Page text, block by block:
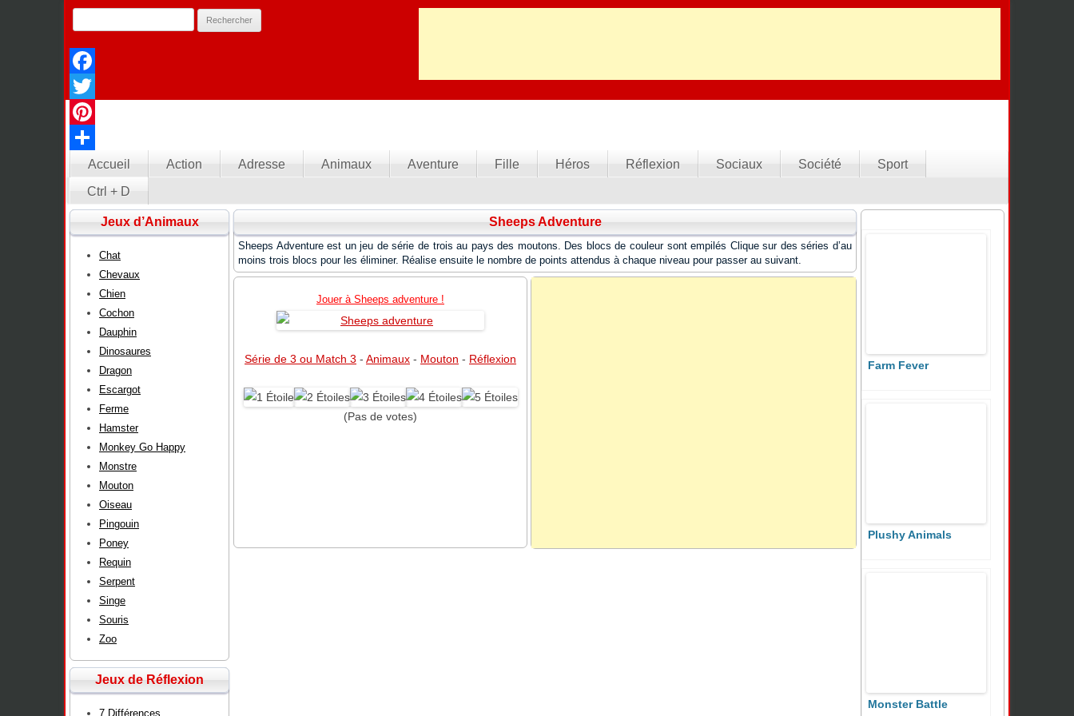
Facebook
Twitter
Pinterest
Partager
Accueil Action Adresse Animaux Aventure Fille Héros Réflexion Sociaux Société
Sport
Ctrl + D
Sheeps Adventure
Sheeps Adventure est un jeu de série de trois au pays des moutons. Des blocs de couleur sont empilés Clique sur des séries d’au
moins trois blocs pour les éliminer. Réalise ensuite le nombre de points attendus à chaque niveau pour passer au suivant.
Jouer à Sheeps adventure !
Série de 3 ou Match 3 - Animaux - Mouton - Réflexion
(Pas de votes)
Farm Fever
Plushy Animals
Monster Battle
Jeux d’Animaux
Chat
Chevaux
Chien
Cochon
Dauphin
Dinosaures
Dragon
Escargot
Ferme
Hamster
Monkey Go Happy
Monstre
Mouton
Oiseau
Pingouin
Poney
Requin
Serpent
Singe
Souris
Zoo
Jeux de Réflexion
7 Différences